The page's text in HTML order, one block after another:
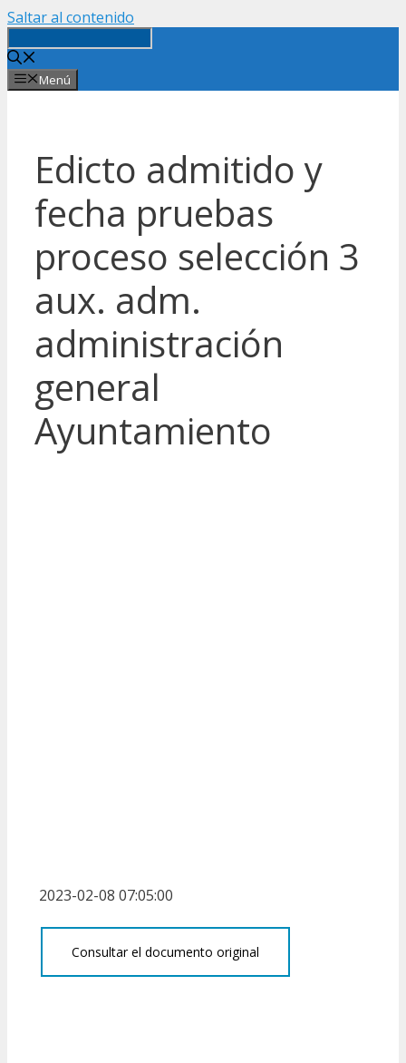
Saltar al contenido
Menú
Edicto admitido y
fecha pruebas
proceso selección 3
aux. adm.
administración
general
Ayuntamiento
2023-02-08 07:05:00
Consultar el documento original